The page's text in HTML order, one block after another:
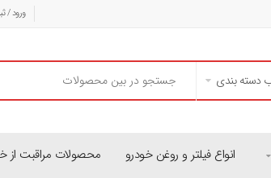
ورود /
دسته بندی
انواع فیلتر و روغن خودرو محصولات مراقبت از